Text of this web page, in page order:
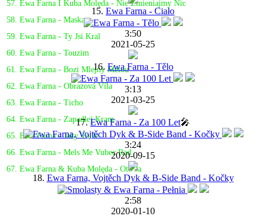
57. Ewa Farna I Kuba Molęda - Nie Zmieniajmy Nic
58. Ewa Farna - Maska
59. Ewa Farna - Ty Jsi Kral
60. Ewa Farna - Touzim
61. Ewa Farna - Bozi Mlejny Melou
62. Ewa Farna - Obrazová Víla
63. Ewa Farna - Ticho
64. Ewa Farna - Zapadlej Kram
65. Ewa Farna - Jaky To Je
66. Ewa Farna - Mels Me Vubec Rad
67. Ewa Farna & Kuba Molęda - Oto Ja
15. Ewa Farna - Ciało
3:50
2021-05-25
16. Ewa Farna - Tělo
3:13
2021-03-25
17.Ewa Farna - Za 100 Let🎤
3:24
2020-09-15
18. Ewa Farna, Vojtěch Dyk & B-Side Band - Kočky
2:58
2020-01-10